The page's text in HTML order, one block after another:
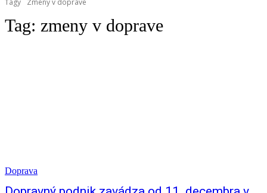
Tagy
Zmeny v doprave
Tag: zmeny v doprave
Doprava